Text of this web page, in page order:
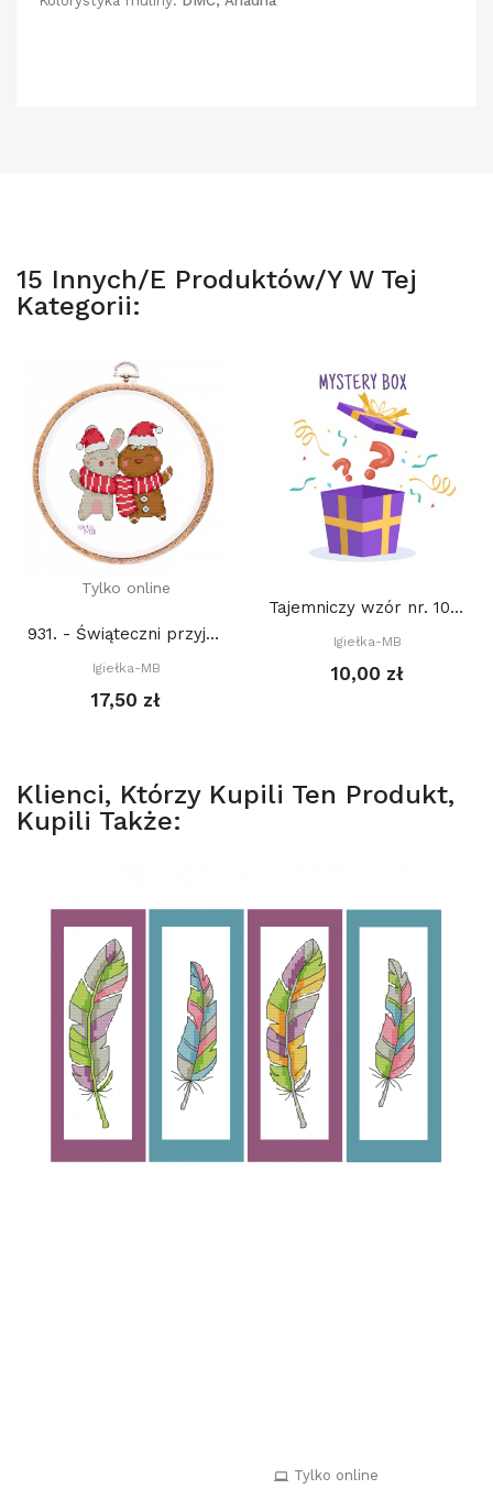
15 Innych/e Produktów/y W Tej
Kategorii:
Tylko online
931. - Świąteczni przyjaciele (PDF)
Igiełka-MB
17,50 zł
Tajemniczy wzór nr. 10 (PDF)
Igiełka-MB
10,00 zł
Klienci, Którzy Kupili Ten Produkt,
Kupili Także:
Tylko online